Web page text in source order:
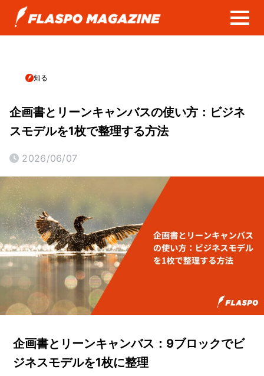
知る
企画書とリーンキャンバスの使い方：ビジネ
スモデルを1枚で整理する方法
2026/06/07
企画書とリーンキャンバス：9ブロックでビ
ジネスモデルを1枚に整理